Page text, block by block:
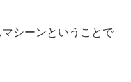
シーンということで